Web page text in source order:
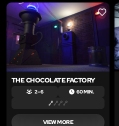
LIKE
THE CHOCOLATE FACTORY
2 – 6 60 MIN.
VIEW MORE